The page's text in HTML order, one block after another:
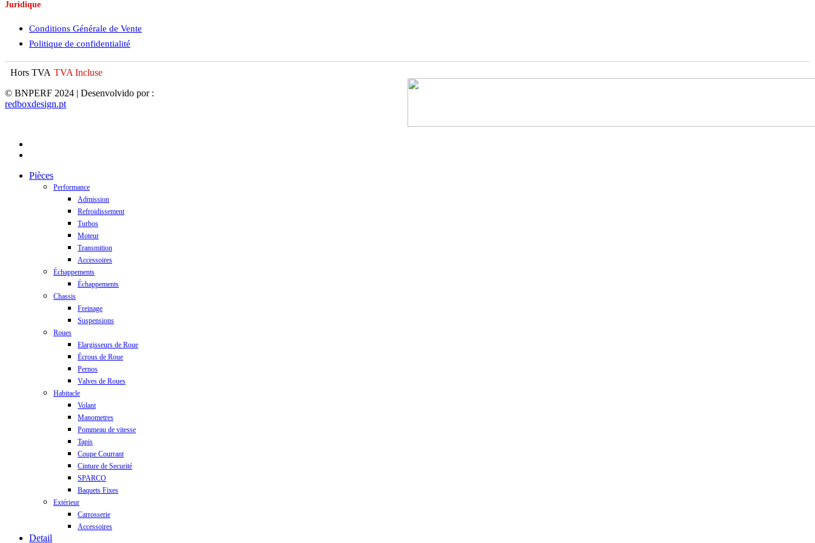
Juridique
Conditions Générale de Vente
Politique de confidentialité
Hors TVA TVA Incluse
© BNPERF 2024 | Desenvolvido por :
redboxdesign.pt
Close
Pièces
Performance
Admission
Refroidissement
Turbos
Moteur
Transmition
Accessoires
Échappements
Échappements
Chassis
Freinage
Suspensions
Roues
Elargisseurs de Roue
Écrous de Roue
Pernos
Valves de Roues
Habitacle
Volant
Manometres
Pommeau de vitesse
Tapis
Coupe Courrant
Cinture de Securité
SPARCO
Baquets Fixes
Extérieur
Carrosserie
Accessoires
Detail